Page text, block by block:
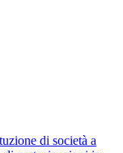
di società a